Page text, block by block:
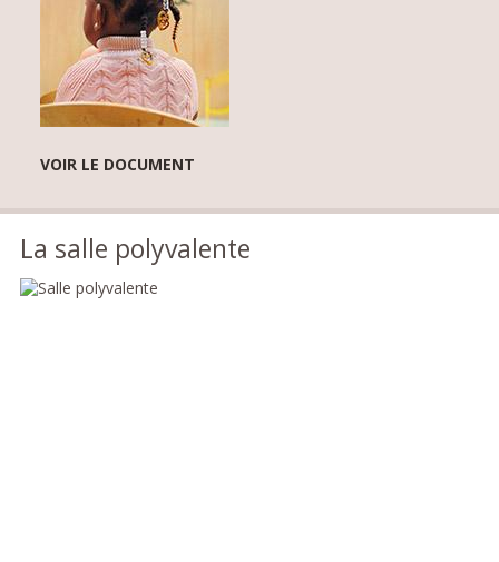
VOIR LE DOCUMENT
La salle polyvalente